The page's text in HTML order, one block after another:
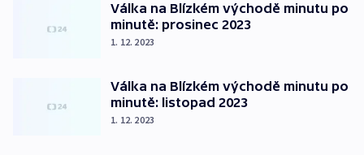
Válka na Blízkém východě minutu po
minutě: prosinec 2023
1. 12. 2023
Válka na Blízkém východě minutu po
minutě: listopad 2023
1. 12. 2023